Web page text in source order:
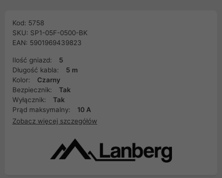
Kod: 5758
SKU: SP1-05F-0500-BK
EAN: 5901969439823
Ilość gniazd:
5
Długość kabla:
5 m
Kolor:
Czarny
Bezpiecznik:
Tak
Wyłącznik:
Tak
Prąd maksymalny:
10 A
Zobacz więcej szczegółów